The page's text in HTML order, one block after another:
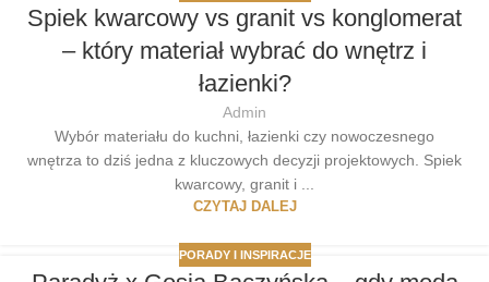
Spiek kwarcowy vs granit vs konglomerat
– który materiał wybrać do wnętrz i
łazienki?
Admin
Wybór materiału do kuchni, łazienki czy nowoczesnego
wnętrza to dziś jedna z kluczowych decyzji projektowych. Spiek
kwarcowy, granit i ...
CZYTAJ DALEJ
PORADY I INSPIRACJE